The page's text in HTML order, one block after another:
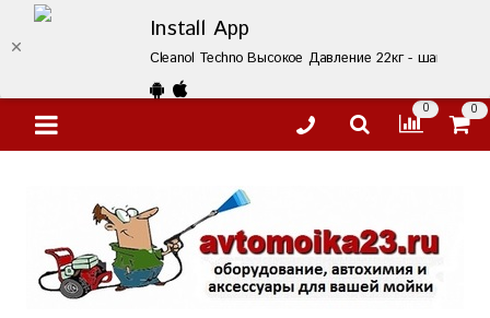
Install App
Cleanol Techno Высокое Давление 22кг - шампунь
0 0